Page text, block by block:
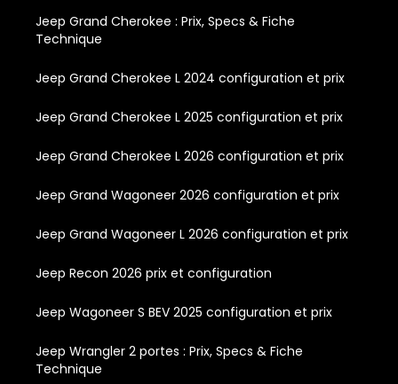
Jeep Grand Cherokee : Prix, Specs & Fiche
Technique
Jeep Grand Cherokee L 2024 configuration et prix
Jeep Grand Cherokee L 2025 configuration et prix
Jeep Grand Cherokee L 2026 configuration et prix
Jeep Grand Wagoneer 2026 configuration et prix
Jeep Grand Wagoneer L 2026 configuration et prix
Jeep Recon 2026 prix et configuration
Jeep Wagoneer S BEV 2025 configuration et prix
Jeep Wrangler 2 portes : Prix, Specs & Fiche
Technique